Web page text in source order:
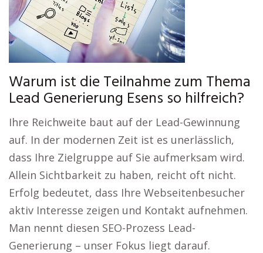
Warum ist die Teilnahme zum Thema
Lead Generierung Esens so hilfreich?
Ihre Reichweite baut auf der Lead-Gewinnung
auf. In der modernen Zeit ist es unerlässlich,
dass Ihre Zielgruppe auf Sie aufmerksam wird.
Allein Sichtbarkeit zu haben, reicht oft nicht.
Erfolg bedeutet, dass Ihre Webseitenbesucher
aktiv Interesse zeigen und Kontakt aufnehmen.
Man nennt diesen SEO-Prozess Lead-
Generierung – unser Fokus liegt darauf.